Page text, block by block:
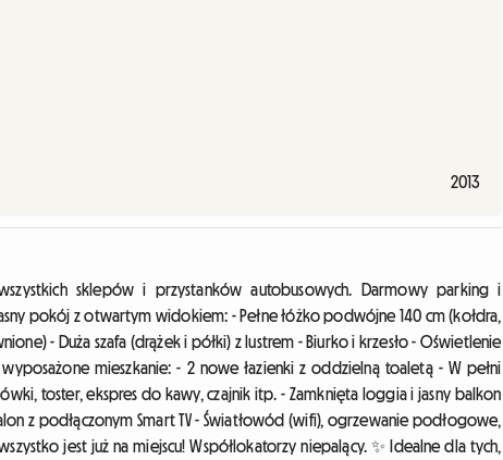
2013
sklepów i przystanków autobusowych. Darmowy parking i
pokój z otwartym widokiem: - Pełne łóżko podwójne 140 cm (kołdra,
- Duża szafa (drążek i półki) z lustrem - Biurko i krzesło - Oświetlenie
mieszkanie: - 2 nowe łazienki z oddzielną toaletą - W pełni
toster, ekspres do kawy, czajnik itp. - Zamknięta loggia i jasny balkon
z podłączonym Smart TV - Światłowód (wifi), ogrzewanie podłogowe,
jest już na miejscu! Współlokatorzy niepalący. ✨ Idealne dla tych,